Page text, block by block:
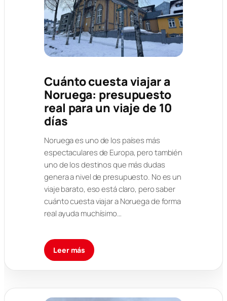
Cuánto cuesta viajar a
Noruega: presupuesto
real para un viaje de 10
días
Noruega es uno de los países más
espectaculares de Europa, pero también
uno de los destinos que más dudas
genera a nivel de presupuesto. No es un
viaje barato, eso está claro, pero saber
cuánto cuesta viajar a Noruega de forma
real ayuda muchísimo…
Leer más